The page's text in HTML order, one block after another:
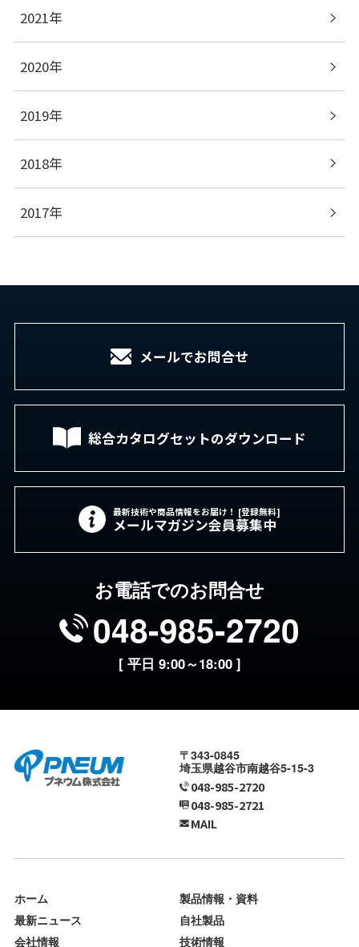
2021年
2020年
2019年
2018年
2017年
メールでお問合せ
総合カタログセットのダウンロード
最新技術や商品情報をお届け！ [登録無料]
メールマガジン会員募集中
お電話でのお問合せ
048-985-2720
[ 平日 9:00～18:00 ]
〒343-0845
埼玉県越谷市南越谷5-15-3
048-985-2720
048-985-2721
MAIL
ホーム
最新ニュース
会社情報
製品情報・資料
自社製品
技術情報